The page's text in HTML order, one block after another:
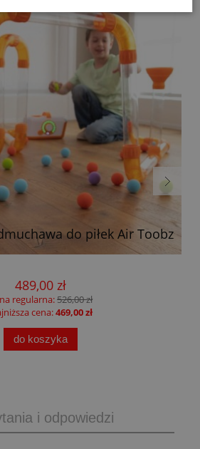
do piłek Air Toobz
489,00 zł
regularna:526,00 zł
cena:469,00 zł
do koszyka
i odpowiedzi